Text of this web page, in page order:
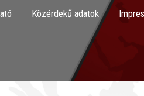
Közérdekű adatok